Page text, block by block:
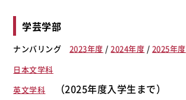
学芸学部
ナンバリング 2023年度 /2024年度 / 2025年度
日本文学科
英文学科
（2025年度入学生まで）